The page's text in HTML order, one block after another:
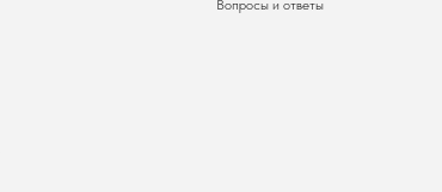
Вопросы и ответы